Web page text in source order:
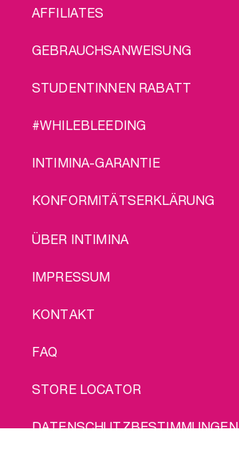
AFFILIATES
GEBRAUCHSANWEISUNG
STUDENTINNEN RABATT
#WHILEBLEEDING
INTIMINA-GARANTIE
KONFORMITÄTSERKLÄRUNG
LEGAL
ÜBER INTIMINA
IMPRESSUM
KONTAKT
FAQ
STORE LOCATOR
DATENSCHUTZBESTIMMUNGEN